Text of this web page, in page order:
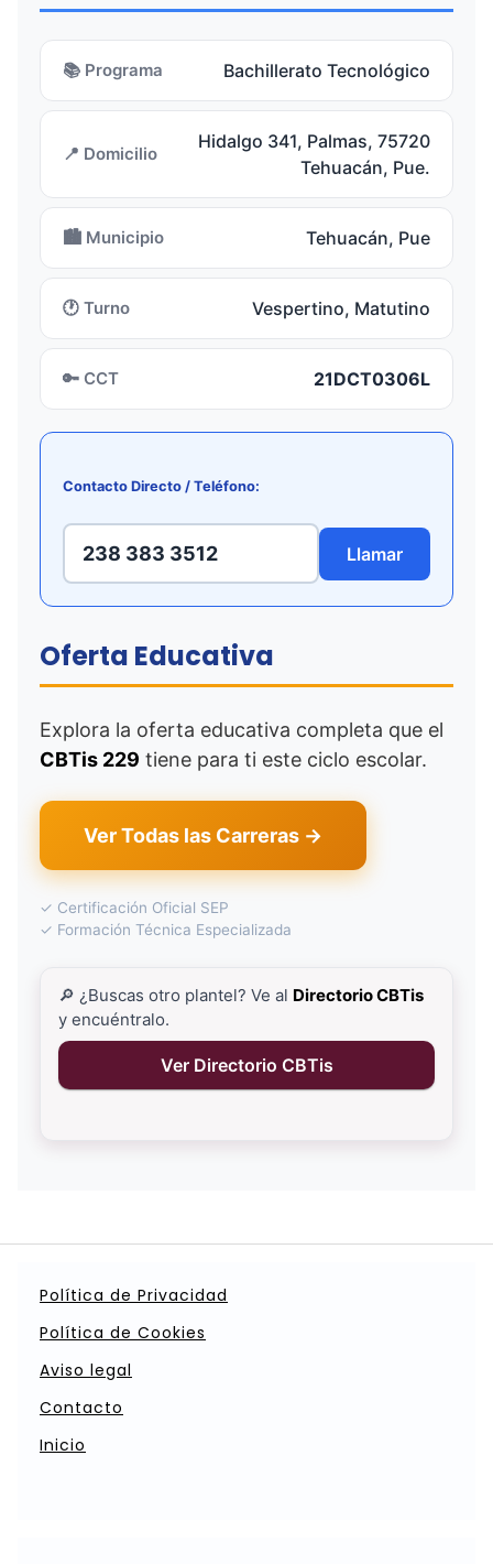
📚 Programa Bachillerato Tecnológico
📍 Domicilio
Hidalgo 341, Palmas, 75720
Tehuacán, Pue.
🏙️ Municipio Tehuacán, Pue
🕐 Turno Vespertino, Matutino
🔑 CCT 21DCT0306L
Contacto Directo / Teléfono:
238 383 3512 Llamar
Oferta Educativa
Explora la oferta educativa completa que el
CBTis 229 tiene para ti este ciclo escolar.
Ver Todas las Carreras →
✓ Certificación Oficial SEP
✓ Formación Técnica Especializada
🔎 ¿Buscas otro plantel? Ve al Directorio CBTis
y encuéntralo.
Ver Directorio CBTis
Política de Privacidad
Política de Cookies
Aviso legal
Contacto
Inicio